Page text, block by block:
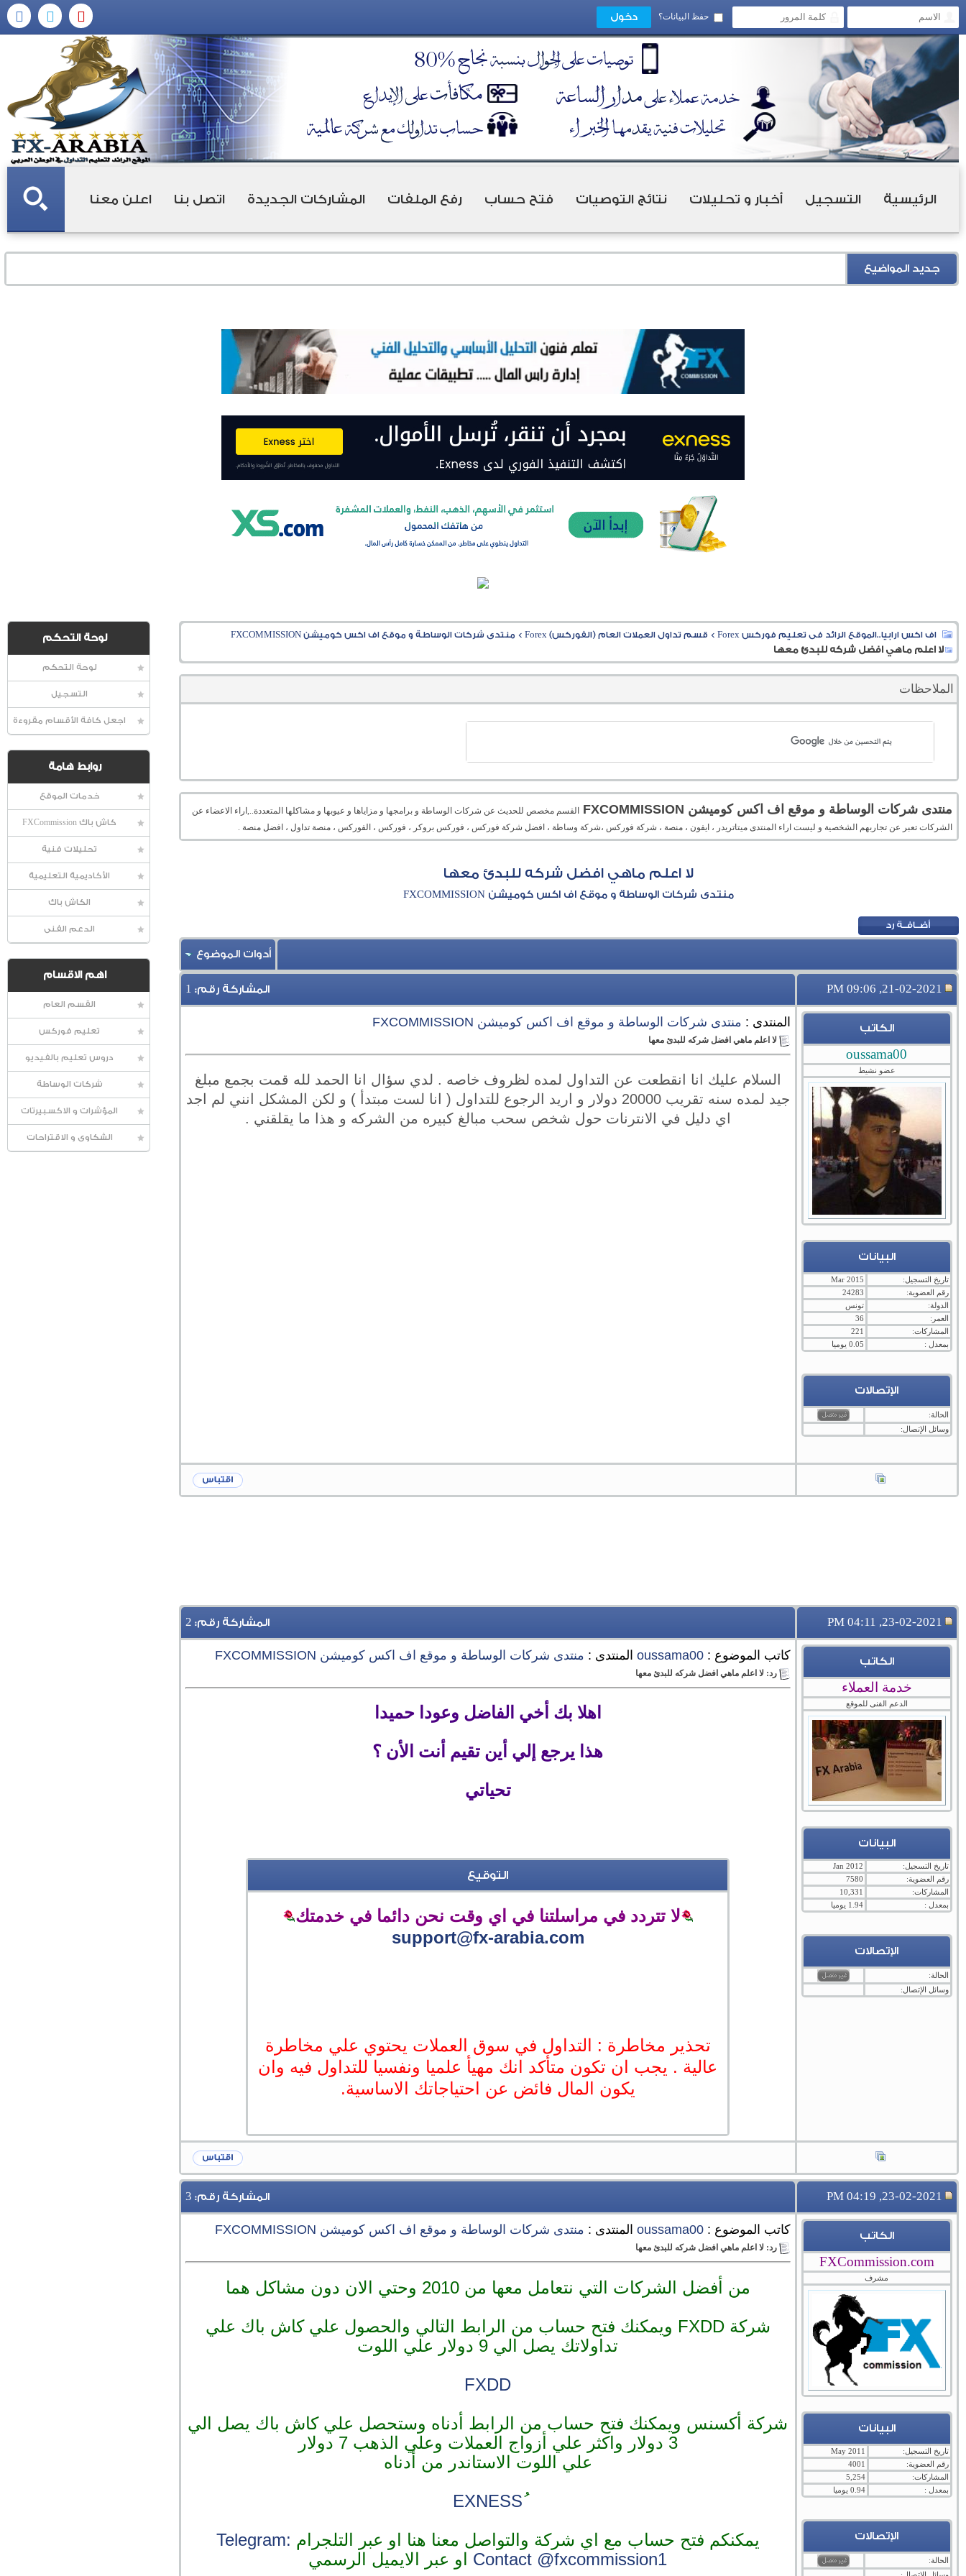
حفظ البيانات؟
الرئيسية التسجيل أخبار و تحليلات نتائج التوصيات فتح حساب رفع الملفات المشاركات الجديدة اتصل بنا اعلن معنا
جديد المواضيع
لوحة التحكم
لوحة التحكم
التسجيل
اجعل كافة الأقسام مقروءة
روابط هامة
خدمات الموقع
كاش باك FXCommission
تحليلات فنية
الأكاديمية التعليمية
الكاش باك
الدعم الفنى
اهم الاقسام
القسم العام
تعليم فوركس
دروس تعليم بالفيديو
شركات الوساطة
المؤشرات و الاكسبيرتات
الشكاوى و الاقتراحات
اف اكس ارابيا..الموقع الرائد فى تعليم فوركس Forex > قسم تداول العملات العام (الفوركس) Forex > منتدى شركات الوساطة و موقع اف اكس كوميشن FXCOMMISSION
لا اعلم ماهي افضل شركه للبدئ معها
الملاحظات
منتدى شركات الوساطة و موقع اف اكس كوميشن FXCOMMISSION
القسم مخصص للحديث عن شركات الوساطة و برامجها و مزاياها و عيوبها و مشاكلها المتعددة..,اراء الاعضاء عن
الشركات تعبر عن تجاربهم الشخصية و ليست اراء المنتدى ميتاتريدر ، ايفون ، منصة ، شركة فوركس ،شركة وساطة ، افضل شركة فوركس ، فوركس بروكر ، فوركس ، الفوركس ، منصة تداول ، افضل منصة .
لا اعلم ماهي افضل شركه للبدئ معها
منتدى شركات الوساطة و موقع اف اكس كوميشن FXCOMMISSION
أدوات الموضوع
21-02-2021, 09:06 PM المشاركة رقم: 1
الكاتب
oussama00
عضو نشيط
البيانات
تاريخ التسجيل:
Mar 2015
رقم العضوية:
24283
الدولة:
تونس
العمر:
36
المشاركات:
221
بمعدل :
0.05 يوميا
الإتصالات
الحالة:
وسائل الإتصال:
المنتدى : منتدى شركات الوساطة و موقع اف اكس كوميشن FXCOMMISSION
لا اعلم ماهي افضل شركه للبدئ معها
السلام عليك انا انقطعت عن التداول لمده لظروف خاصه . لدي سؤال انا الحمد لله قمت بجمع مبلغ
جيد لمده سنه تقريب 20000 دولار و اريد الرجوع للتداول ( انا لست مبتدأ ) و لكن المشكل انني لم اجد
اي دليل في الانترنات حول شخص سحب مبالغ كبيره من الشركه و هذا ما يقلقني .
23-02-2021, 04:11 PM المشاركة رقم: 2
الكاتب
خدمة العملاء
الدعم الفنى للموقع
البيانات
تاريخ التسجيل:
Jan 2012
رقم العضوية:
7580
المشاركات:
10,331
بمعدل :
1.94 يوميا
الإتصالات
الحالة:
وسائل الإتصال:
كاتب الموضوع :oussama00 المنتدى : منتدى شركات الوساطة و موقع اف اكس كوميشن FXCOMMISSION
رد: لا اعلم ماهي افضل شركه للبدئ معها
اهلا بك أخي الفاضل وعودا حميدا
هذا يرجع إلي أين تقيم أنت الأن ؟
تحياتي
التوقيع
لا تتردد في مراسلتنا في اي وقت نحن دائما في خدمتك
support@fx-arabia.com
تحذير مخاطرة : التداول في سوق العملات يحتوي علي مخاطرة
عالية . يجب ان تكون متأكد انك مهيأ علميا ونفسيا للتداول فيه وان
يكون المال فائض عن احتياجاتك الاساسية.
23-02-2021, 04:19 PM المشاركة رقم: 3
الكاتب
FXCommission.com
مشرف
البيانات
تاريخ التسجيل:
May 2011
رقم العضوية:
4001
المشاركات:
5,254
بمعدل :
0.94 يوميا
الإتصالات
الحالة:
كاتب الموضوع :oussama00 المنتدى : منتدى شركات الوساطة و موقع اف اكس كوميشن FXCOMMISSION
رد: لا اعلم ماهي افضل شركه للبدئ معها
من أفضل الشركات التي نتعامل معها من 2010 وحتي الان دون مشاكل هما
شركة FXDD ويمكنك فتح حساب من الرابط التالي والحصول علي كاش باك علي
تداولاتك يصل الي 9 دولار علي اللوت
FXDD
شركة أكسنس ويمكنك فتح حساب من الرابط أدناه وستحصل علي كاش باك يصل الي
3 دولار واكثر علي أزواج العملات وعلي الذهب 7 دولار
علي اللوت الاستاندر من أدناه
EXNESS
يمكنكم فتح حساب مع اي شركة والتواصل معنا هنا او عبر التلجرام Telegram:
Contact @fxcommission1 او عبر الايميل الرسمي